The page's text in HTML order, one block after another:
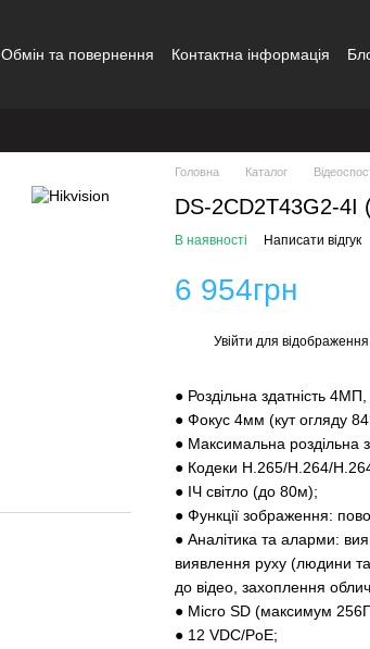
Обмін та повернення Контактна інформація
Головна Каталог
DS-2CD2T43G2-
В наявності Написати відгук
6 954грн
Увійти для
● Роздільна здатність
● Фокус 4мм (кут огляду
● Максимальна роздільна
● Кодеки H.265/H.264/
● ІЧ світло (до 80м);
● Функції зображення:
● Аналітика та аларми:
виявлення руху (людини та
до відео, захоплення
● Micro SD (максимум
● 12 VDC/PoE;